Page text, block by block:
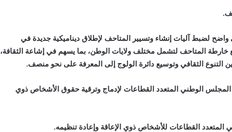
لضبط آليات إنشاء وتسيير المتاحف لإطلاق ديناميكية جديدة في
خارطة المتاحف لتشمل مختلف ولايات الوطن، بما يسهم في إشاعة الثقافة،
التنوع الثقافي وتوسيع دائرة الولوج إلى المعرفة على نحو منصف.
الوطني المتعدد القطاعات لإدماج وترقية حقوق الأشخاص ذوي
القطاعات للأشخاص ذوي الإعاقة وإعادة تنظيمه.